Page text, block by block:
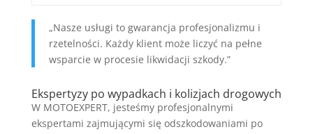
„Nasze usługi to gwarancja profesjonalizmu i
rzetelności. Każdy klient może liczyć na pełne
wsparcie w procesie likwidacji szkody.”
Ekspertyzy po wypadkach i kolizjach drogowych
W MOTOEXPERT, jesteśmy profesjonalnymi
ekspertami zajmującymi się odszkodowaniami po